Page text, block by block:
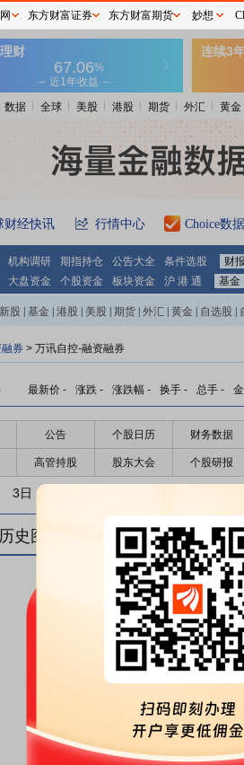
数据 全球 美股 港股 期货 外汇 黄金
财经快讯 行情中心 Choice数据
机构调研 期指持仓 公告大全 条件选股 财报
大盘资金 个股资金 板块资金 沪 港 通 基金
新股 基金 港股 美股 期货 外汇 黄金 自选股
券 > 万讯自控-融资融券
最新价 - 涨跌 - 涨跌幅 - 换手 - 总手 -
公告 个股日历 财务数据
高管持股 股东大会 个股研报
3日
史图(
东方财富证券 东方财富期货 妙想